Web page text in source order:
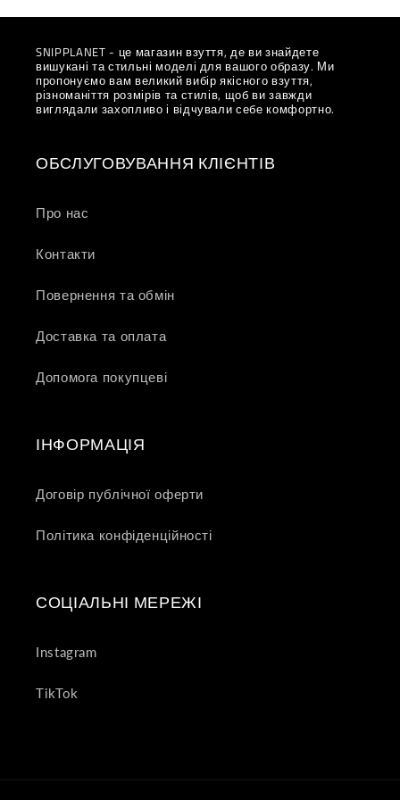
SNIPPLANET - це магазин взуття, де ви знайдете
вишукані та стильні моделі для вашого образу. Ми
пропонуємо вам великий вибір якісного взуття,
різноманіття розмірів та стилів, щоб ви завжди
виглядали захопливо і відчували себе комфортно.
ОБСЛУГОВУВАННЯ КЛІЄНТІВ
Про нас
Контакти
Повернення та обмін
Доставка та оплата
Допомога покупцеві
ІНФОРМАЦІЯ
Договір публічної оферти
Політика конфіденційності
СОЦІАЛЬНІ МЕРЕЖІ
Instagram
TikTok